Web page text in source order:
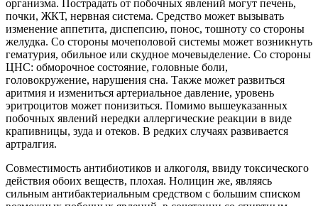
организма. Пострадать от побочных явлений могут печень,
почки, ЖКТ, нервная система. Средство может вызывать
изменение аппетита, диспепсию, понос, тошноту со стороны
желудка. Со стороны мочеполовой системы может возникнуть
гематурия, обильное или скудное мочевыделение. Со стороны
ЦНС: обморочное состояние, головные боли,
головокружение, нарушения сна. Также может развиться
аритмия и измениться артериальное давление, уровень
эритроцитов может понизиться. Помимо вышеуказанных
побочных явлений нередки аллергические реакции в виде
крапивницы, зуда и отеков. В редких случаях развивается
артралгия.
Совместимость антибиотиков и алкоголя, ввиду токсического
действия обоих веществ, плохая. Нолицин же, являясь
сильным антибактериальным средством с большим списком